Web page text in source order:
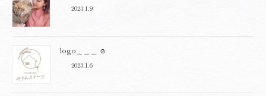
2023.1.9
logo＿＿＿ ☺︎
2023.1.6